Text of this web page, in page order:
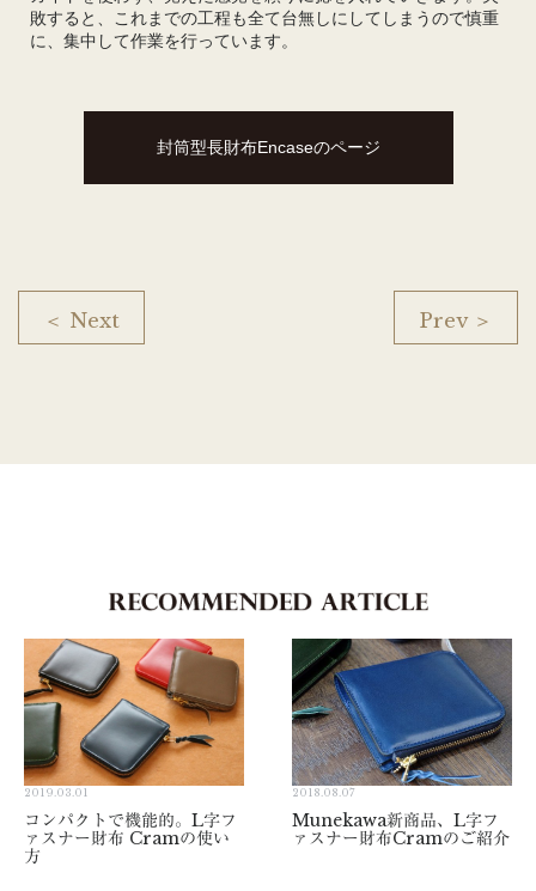
敗すると、これまでの工程も全て台無しにしてしまうので慎重
に、集中して作業を行っています。
封筒型長財布Encaseのページ
＜ Next Prev ＞
2019.03.01
コンパクトで機能的。L字フ
ァスナー財布 Cramの使い
方
2018.08.07
Munekawa新商品、L字フ
ァスナー財布Cramのご紹介